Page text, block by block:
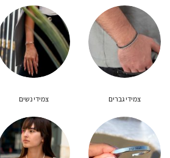
צמידי גברים צמידי נשים